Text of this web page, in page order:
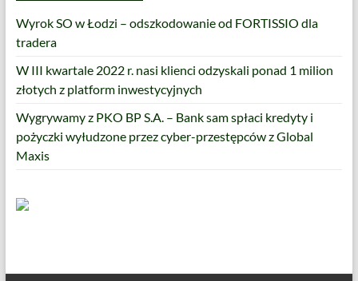
Wyrok SO w Łodzi – odszkodowanie od FORTISSIO dla
tradera
W III kwartale 2022 r. nasi klienci odzyskali ponad 1 milion
złotych z platform inwestycyjnych
Wygrywamy z PKO BP S.A. – Bank sam spłaci kredyty i
pożyczki wyłudzone przez cyber-przestępców z Global
Maxis